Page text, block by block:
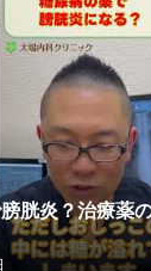
胱炎？治療薬